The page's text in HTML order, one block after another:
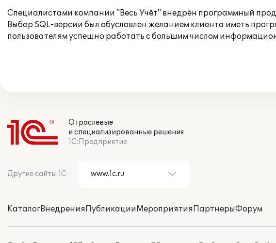
Специалистами компании "Весь Учёт" внедрён программный
Выбор SQL-версии был обусловлен желанием клиента иметь
пользователям успешно работать с большим числом
Отраслевые
и специализированные решения
1С:Предприятие
Другие сайты 1С
КаталогВнедренияПубликацииМероприятияПартнерыФорум